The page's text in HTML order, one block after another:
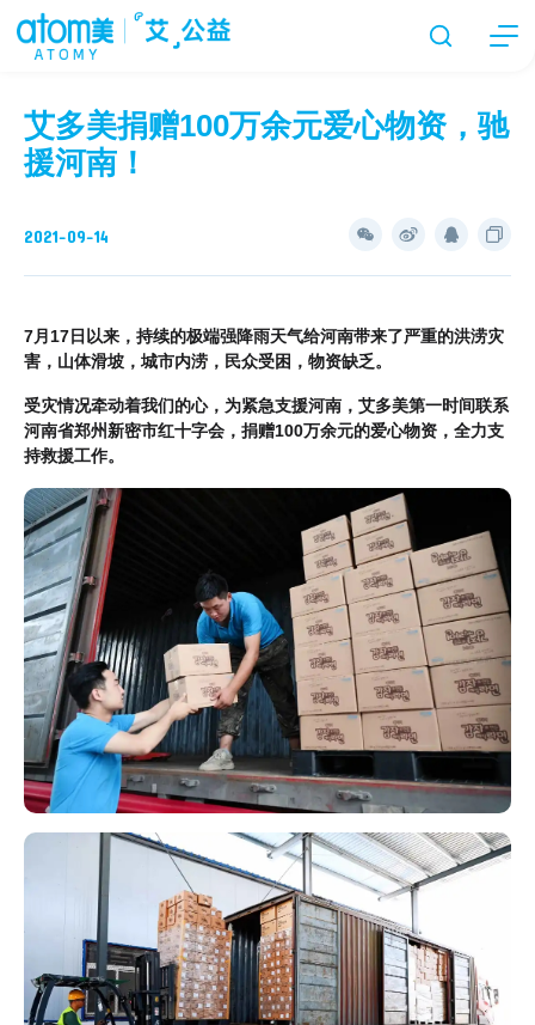
艾多美捐赠100万余元爱心物资，驰
援河南！
2021-09-14
7月17日以来， 持续的极端强降雨天气给河南带来了严重的洪涝灾
害，山体滑坡，城市内涝，民众受困，物资缺乏。
受灾情况牵动着我们的心，为紧急支援河南，艾多美第一时间联系
河南省郑州新密市红十字会，捐赠100万余元的爱心物资，全力支
持救援工作。